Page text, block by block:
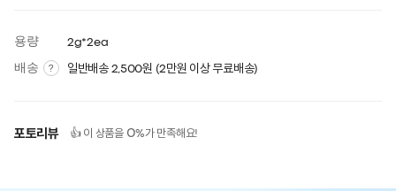
용량 2g*2ea
배송 ? 일반배송 2,500원 (2만원 이상 무료배송)
포토리뷰 👍 이 상품을 0%가 만족해요!